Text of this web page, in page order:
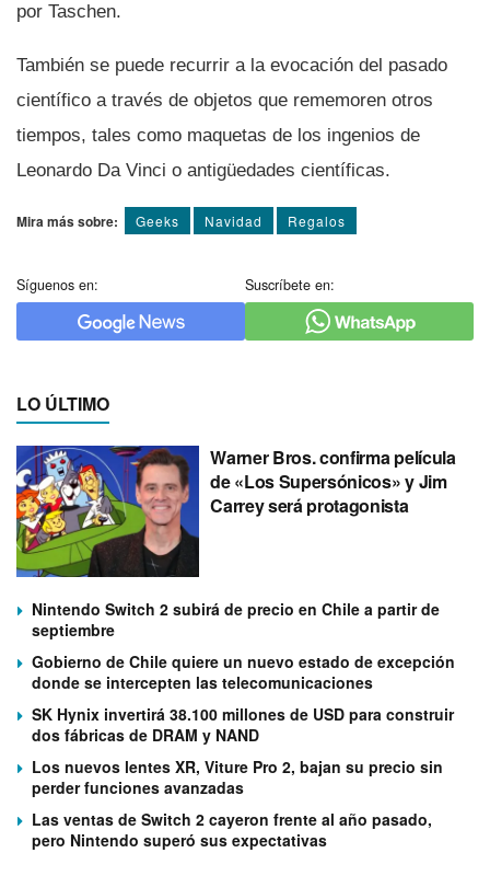
por Taschen.
También se puede recurrir a la evocación del pasado
cientí­fico a través de objetos que rememoren otros
tiempos, tales como maquetas de los ingenios de
Leonardo Da Vinci o antigüedades cientí­ficas.
Mira más sobre: Geeks Navidad Regalos
Síguenos en: Suscríbete en:
LO ÚLTIMO
Warner Bros. confirma película
de «Los Supersónicos» y Jim
Carrey será protagonista
Nintendo Switch 2 subirá de precio en Chile a partir de
septiembre
Gobierno de Chile quiere un nuevo estado de excepción
donde se intercepten las telecomunicaciones
SK Hynix invertirá 38.100 millones de USD para construir
dos fábricas de DRAM y NAND
Los nuevos lentes XR, Viture Pro 2, bajan su precio sin
perder funciones avanzadas
Las ventas de Switch 2 cayeron frente al año pasado,
pero Nintendo superó sus expectativas